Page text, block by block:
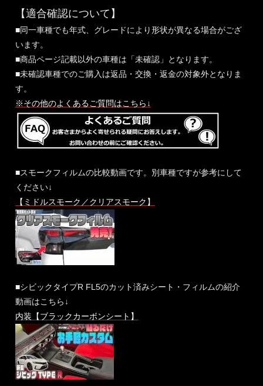
【適合確認について】
■同一車種でも年式、グレードにより形状が異なる場合がござ
います。
■商品ページ記載以外の車種は「未確認」となります。
■未確認車種でのご購入は返品・交換・返金の対象外となりま
す。
※その他のよくあるご質問はこちら↓
■スモークフィルムの比較動画です。別車種ですが参考にして
ください↓
【ミドルスモーク／クリアスモーク】
■シビックタイプR FL5のカット済みシート・フィルムの紹介
動画はこちら↓
内装【ブラックカーボンシート】